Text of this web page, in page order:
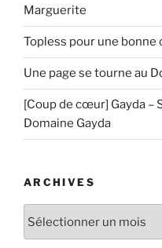
Marguerite
Topless pour une bonne
Une page se tourne au
[Coup de cœur] Gayda –
Domaine Gayda
ARCHIVES